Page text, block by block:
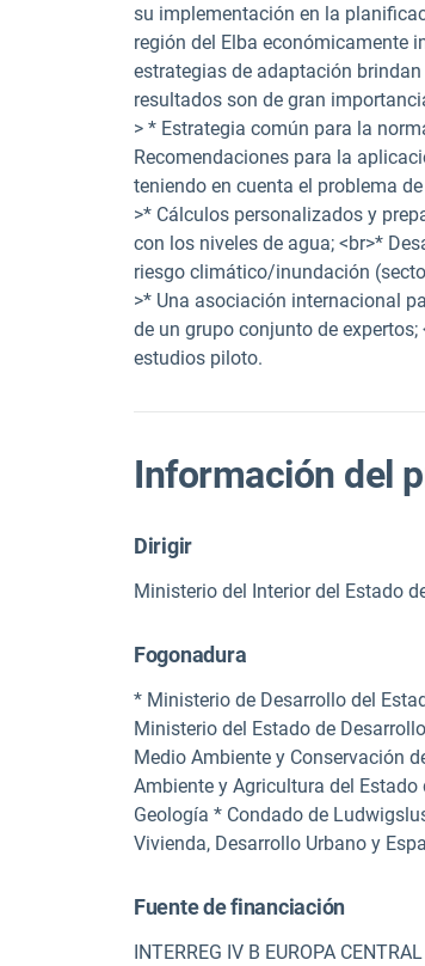
su implementación en la
región del Elba económicamente
estrategias de adaptación
resultados son de gran
> * Estrategia común para la
Recomendaciones para la
teniendo en cuenta el problema
>* Cálculos personalizados y
con los niveles de agua; <br>*
riesgo climático/inundación
>* Una asociación internacional
de un grupo conjunto de
estudios piloto.
Información del
Dirigir
Ministerio del Interior del Estado
Fogonadura
* Ministerio de Desarrollo del
Ministerio del Estado de
Medio Ambiente y Conservación
Ambiente y Agricultura del
Geología * Condado de
Vivienda, Desarrollo Urbano y
Fuente de financiación
INTERREG IV B EUROPA CENTRAL